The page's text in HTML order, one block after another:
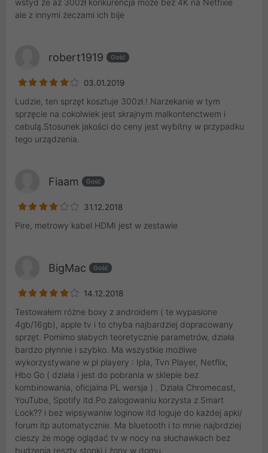
ale z innymi żeczami ich bije
robert1919 Gość
03.01.2019
Ludzie, ten sprzęt kosztuje 300zł.! Narzekanie w tym
sprzęcie na cokolwiek jest skrajnym malkontenctwem i
cebulą.Stosunek jakości do ceny jest wybitny w przypadku
tego urządzenia.
Fiaam Gość
31.12.2018
Pire, metrowy kabel HDMI jest w zestawie
BigMac Gość
14.12.2018
Testowałem różne boxy z androidem ( te wypasione
4gb/16gb), apple tv i to chyba najbardziej dopracowany
sprzęt. Pomimo słabych teoretycznie parametrów, działa
bardzo płynnie i szybko. Ma wszystkie możliwe
wykorzystywane w pl playery : Ipla, Tvn Player, Netflix,
Hbo Go ( działa i jest do pobrania w sklepie bez
kombinowania, oficjalna PL wersja ) . Działa Chromecast,
YouTube, Spotify itd.Po zalogowaniu korzysta z Smart
Lock?? i bez wipsywaniw loginow itd loguje do każdej apki/
forum itp automatycznie. Ma bluetooth i to mnie najbrdziej
cieszy że mogę oglądać tv w nocy na słuchawkach bez
budzenia reszty stonki i żony w domu.